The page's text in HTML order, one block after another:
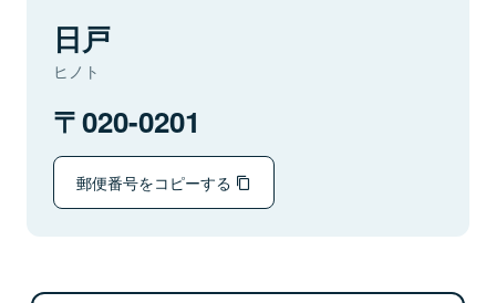
日戸
ヒノト
020-0201
郵便番号をコピーする